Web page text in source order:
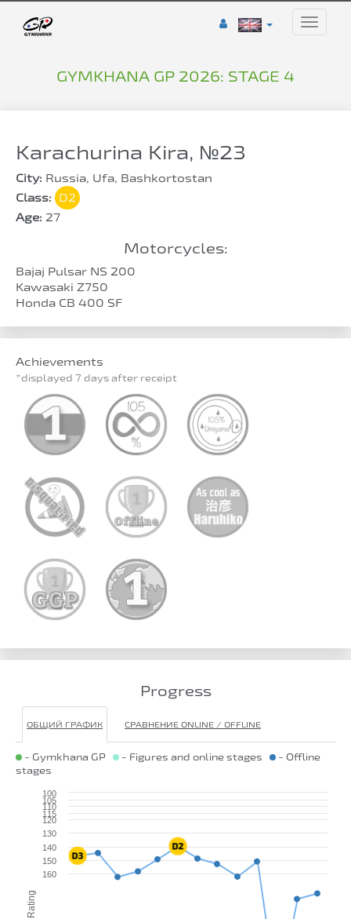
Toggle
GYMKHANA GP 2026: STAGE 4
Karachurina Kira, №23
City: Russia, Ufa, Bashkortostan
Class:
D2
Age: 27
Motorcycles:
Bajaj Pulsar NS 200
Kawasaki Z750
Honda CB 400 SF
Achievements
*displayed 7 days after receipt
Progress
ОБЩИЙ ГРАФИК СРАВНЕНИЕ ONLINE / OFFLINE
- Gymkhana GP - Figures and online stages
- Offline
stages
Rating
100
105
110
115
120
130
140
150
160